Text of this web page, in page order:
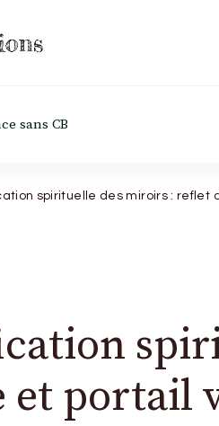
sans CB
spirituelle des miroirs : reflet
et portail